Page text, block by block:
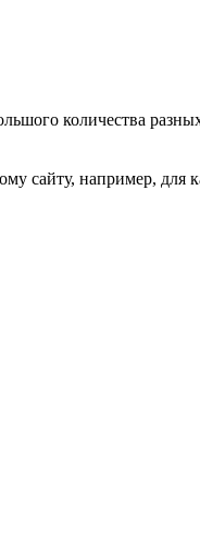
количества
сайту, например, для